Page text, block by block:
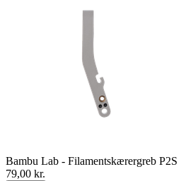
Bambu Lab - Filamentskærergreb P2S
79,00 kr.